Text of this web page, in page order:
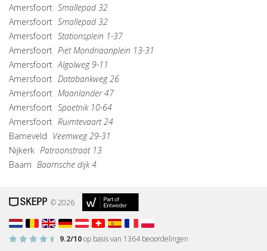
Amersfoort Smallepad 32
Amersfoort Smallepad 32
Amersfoort Stationsplein 1-37
Amersfoort Piet Mondriaanplein 13-31
Amersfoort Algolweg 9-11
Amersfoort Databankweg 26
Amersfoort Maanlander 47
Amersfoort Spoetnik 10-64
Amersfoort Ruimtevaart 24
Barneveld Veemweg 29-31
Nijkerk Patroonstraat 13
Baarn Baarnsche dijk 4
© 2026
9.2/10op basis van 1364beoordelingen